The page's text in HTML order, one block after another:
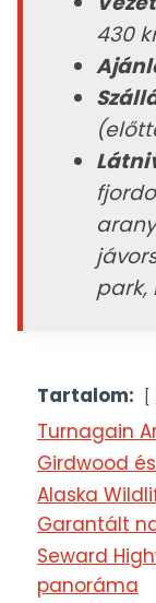
430
park,
Tartalom:
Turnagain
Girdwood
Alaska
Garantált
Seward
panoráma